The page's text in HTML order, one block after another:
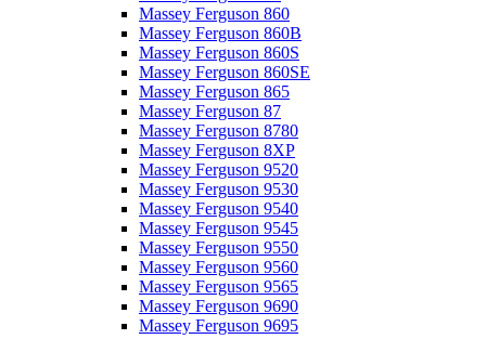
Massey Ferguson 860
Massey Ferguson 860B
Massey Ferguson 860S
Massey Ferguson 860SE
Massey Ferguson 865
Massey Ferguson 87
Massey Ferguson 8780
Massey Ferguson 8XP
Massey Ferguson 9520
Massey Ferguson 9530
Massey Ferguson 9540
Massey Ferguson 9545
Massey Ferguson 9550
Massey Ferguson 9560
Massey Ferguson 9565
Massey Ferguson 9690
Massey Ferguson 9695